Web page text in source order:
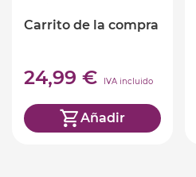
Carrito de la compra
24,99 € IVA incluido
Añadir